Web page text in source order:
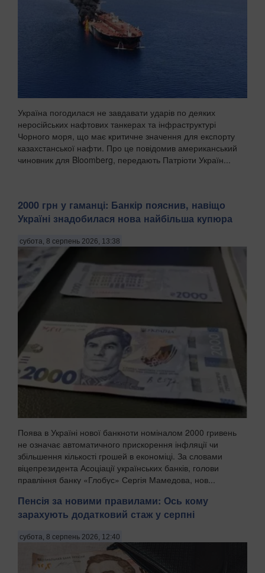
Україна погодилася не завдавати ударів по деяких
неросійських нафтових танкерах та інфраструктурі
Чорного моря, що має критичне значення для експорту
казахстанської нафти. Про це повідомив американський
чиновник для Bloomberg, передають Патріоти Україн...
2000 грн у гаманці: Банкір пояснив, навіщо
Україні знадобилася нова найбільша купюра
субота, 8 серпень 2026, 13:38
Поява в Україні нової банкноти номіналом 2000 гривень
не означає автоматичного прискорення інфляції чи
збільшення кількості грошей в економіці. За словами
віцепрезидента Асоціації українських банків, голови
правління банку «Глобус» Сергія Мамедова, нов...
Пенсія за новими правилами: Ось кому
зарахують додатковий стаж у серпні
субота, 8 серпень 2026, 12:40